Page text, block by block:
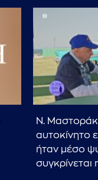
Ν.
αυτοκίνητο
ήταν μέσο
συγκρίνεται